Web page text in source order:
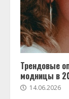
Трендовые
модницы в
14.06.2026